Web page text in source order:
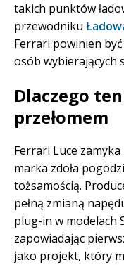
takich punktów
przewodniku
Ferrari powinien
osób wybierających
Dlaczego
przełomem
Ferrari Luce
marka zdoła
tożsamością.
pełną zmianą
plug-in w modelach
zapowiadając
jako projekt, który